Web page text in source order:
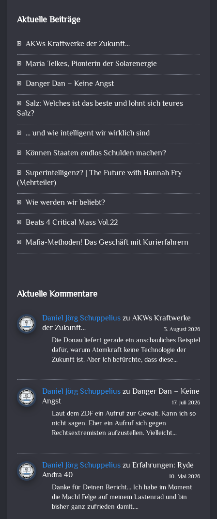
Aktuelle Beiträge
AKWs Kraftwerke der Zukunft…
Maria Telkes, Pionierin der Solarenergie
Danger Dan – Keine Angst
Salz: Welches ist das beste und lohnt sich teures
Salz?
… und wie intelligent wir wirklich sind
Können Staaten endlos Schulden machen?
Superintelligenz? | The Future with Hannah Fry
(Mehrteiler)
Wie werden wir beliebt?
Beats 4 Critical Mass Vol.22
Mafia-Methoden! Das Geschäft mit Kurierfahrern
Aktuelle Kommentare
Daniel Jörg Schuppeliuszu AKWs Kraftwerke
der Zukunft…
3. August 2026
Die Donau liefert gerade ein anschauliches Beispiel
dafür, warum Atomkraft keine Technologie der
Zukunft ist. Aber ich befürchte, dass diese…
Daniel Jörg Schuppeliuszu Danger Dan – Keine
Angst
17. Juli 2026
Laut dem ZDF ein Aufruf zur Gewalt. Kann ich so
nicht sagen. Eher ein Aufruf sich gegen
Rechtsextremisten aufzustellen. Vielleicht…
Daniel Jörg Schuppeliuszu Erfahrungen: Ryde
Andra 40
10. Mai 2026
Danke für Deinen Bericht... Ich habe im Moment
die Mach1 Felge auf meinem Lastenrad und bin
bisher ganz zufrieden damit.…